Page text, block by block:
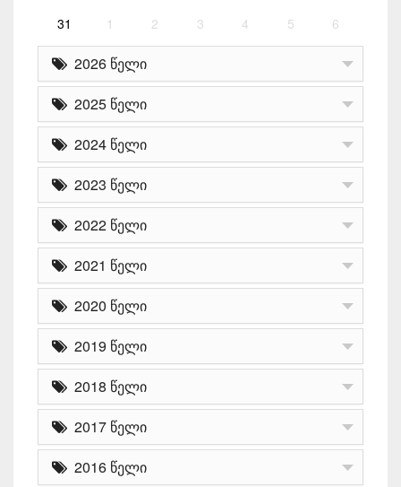
31 1 2 3 4 5 6
2026 წელი
2025 წელი
2024 წელი
2023 წელი
2022 წელი
2021 წელი
2020 წელი
2019 წელი
2018 წელი
2017 წელი
2016 წელი